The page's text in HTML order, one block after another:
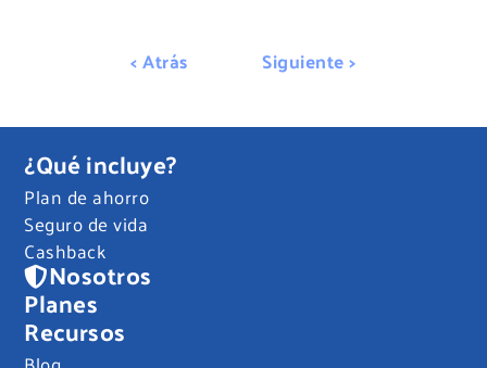
< Atrás Siguiente >
¿Qué incluye?
Plan de ahorro
Seguro de vida
Cashback
Nosotros
Planes
Recursos